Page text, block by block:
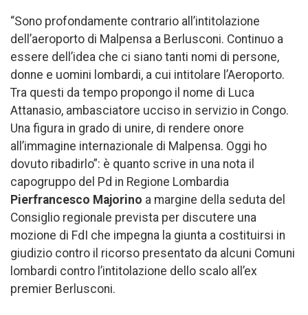
“Sono profondamente contrario all’intitolazione
dell’aeroporto di Malpensa a Berlusconi. Continuo a
essere dell’idea che ci siano tanti nomi di persone,
donne e uomini lombardi, a cui intitolare l’Aeroporto.
Tra questi da tempo propongo il nome di Luca
Attanasio, ambasciatore ucciso in servizio in Congo.
Una figura in grado di unire, di rendere onore
all’immagine internazionale di Malpensa. Oggi ho
dovuto ribadirlo”: è quanto scrive in una nota il
capogruppo del Pd in Regione Lombardia
Pierfrancesco Majorino a margine della seduta del
Consiglio regionale prevista per discutere una
mozione di FdI che impegna la giunta a costituirsi in
giudizio contro il ricorso presentato da alcuni Comuni
lombardi contro l’intitolazione dello scalo all’ex
premier Berlusconi.